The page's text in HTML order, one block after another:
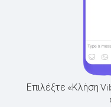
Επιλέξτε «Κλήση